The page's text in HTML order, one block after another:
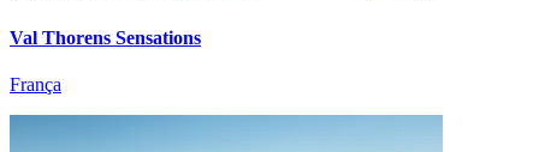
Val Thorens Sensations
França